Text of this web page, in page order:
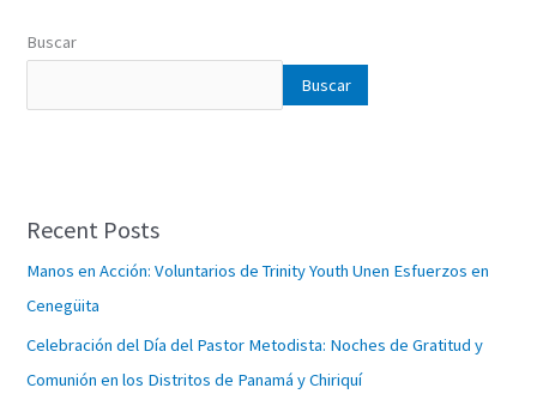
Buscar
Buscar
Recent Posts
Manos en Acción: Voluntarios de Trinity Youth Unen Esfuerzos en
Cenegüita
Celebración del Día del Pastor Metodista: Noches de Gratitud y
Comunión en los Distritos de Panamá y Chiriquí